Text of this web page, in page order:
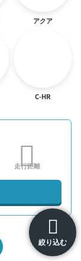
絞り込む
アクア
C-HR
走行距離